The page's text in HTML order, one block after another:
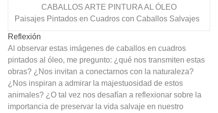
CABALLOS ARTE PINTURA AL ÓLEO
Paisajes Pintados en Cuadros con Caballos Salvajes
Reflexión
Al observar estas imágenes de caballos en cuadros
pintados al óleo, me pregunto: ¿qué nos transmiten estas
obras? ¿Nos invitan a conectarnos con la naturaleza?
¿Nos inspiran a admirar la majestuosidad de estos
animales? ¿O tal vez nos desafían a reflexionar sobre la
importancia de preservar la vida salvaje en nuestro